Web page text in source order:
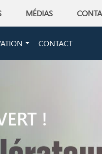
MÉDIAS
CONTACT
!